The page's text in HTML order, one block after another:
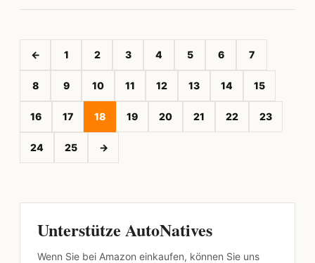
← 1 2 3 4 5 6 7
8 9 10 11 12 13 14 15
16 17 18 19 20 21 22 23
24 25 →
Unterstütze AutoNatives
Wenn Sie bei Amazon einkaufen, können Sie uns